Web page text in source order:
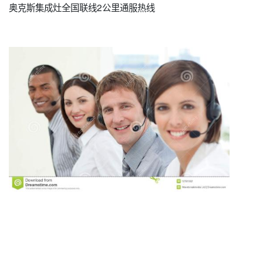
奥克斯集成灶全国联线2公里通服热线